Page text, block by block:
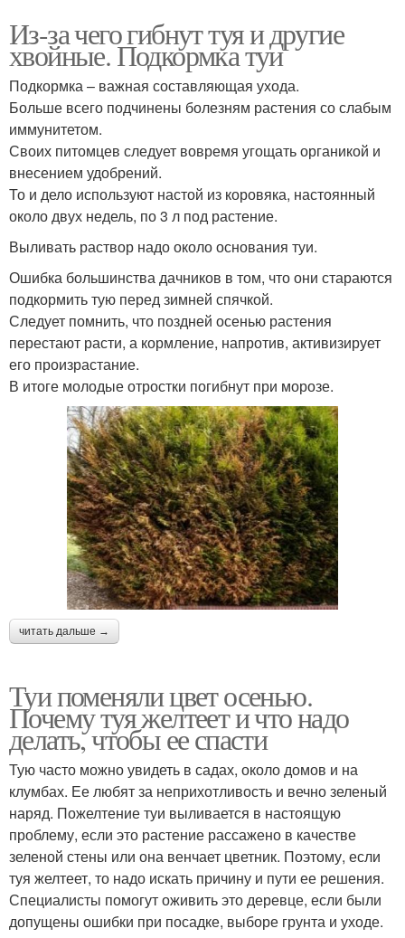
Из-за чего гибнут туя и другие
хвойные. Подкормка туи
Подкормка – важная составляющая ухода.
Больше всего подчинены болезням растения со слабым
иммунитетом.
Своих питомцев следует вовремя угощать органикой и
внесением удобрений.
То и дело используют настой из коровяка, настоянный
около двух недель, по 3 л под растение.
Выливать раствор надо около основания туи.
Ошибка большинства дачников в том, что они стараются
подкормить тую перед зимней спячкой.
Следует помнить, что поздней осенью растения
перестают расти, а кормление, напротив, активизирует
его произрастание.
В итоге молодые отростки погибнут при морозе.
читать дальше →
Туи поменяли цвет осенью.
Почему туя желтеет и что надо
делать, чтобы ее спасти
Тую часто можно увидеть в садах, около домов и на
клумбах. Ее любят за неприхотливость и вечно зеленый
наряд. Пожелтение туи выливается в настоящую
проблему, если это растение рассажено в качестве
зеленой стены или она венчает цветник. Поэтому, если
туя желтеет, то надо искать причину и пути ее решения.
Специалисты помогут оживить это деревце, если были
допущены ошибки при посадке, выборе грунта и уходе.